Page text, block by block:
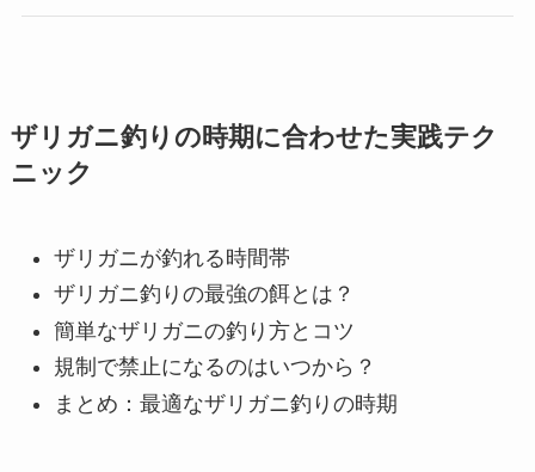
ザリガニ釣りの時期に合わせた実践テク
ニック
ザリガニが釣れる時間帯
ザリガニ釣りの最強の餌とは？
簡単なザリガニの釣り方とコツ
規制で禁止になるのはいつから？
まとめ：最適なザリガニ釣りの時期